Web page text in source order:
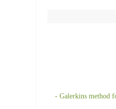
دانلود رایگان کد و پروژه آماده Galerkins method for solving 2nd-order homogeneous, constant coefficients BVP -